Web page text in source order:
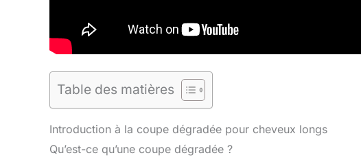
Table des matières
Introduction à la coupe dégradée pour cheveux longs
Qu’est-ce qu’une coupe dégradée ?